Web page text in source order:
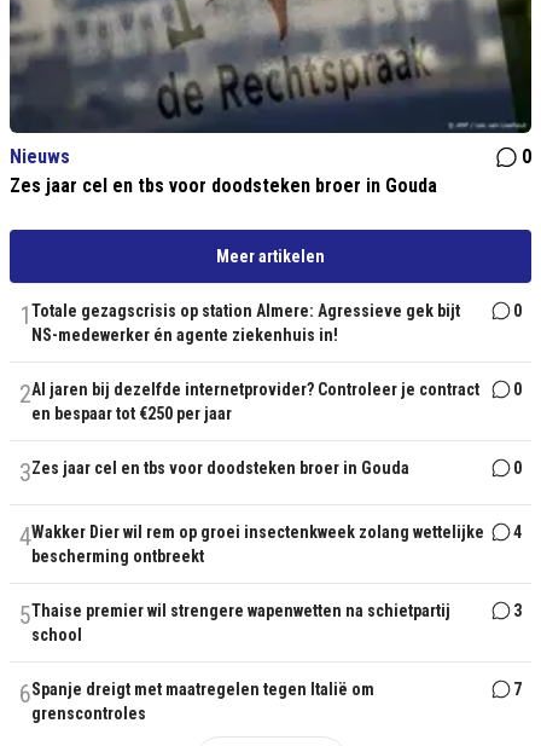
Nieuws
0
Zes jaar cel en tbs voor doodsteken broer in Gouda
Meer artikelen
1Totale gezagscrisis op station Almere: Agressieve gek bijt
NS-medewerker én agente ziekenhuis in!
0
2Al jaren bij dezelfde internetprovider? Controleer je contract
en bespaar tot €250 per jaar
0
3Zes jaar cel en tbs voor doodsteken broer in Gouda 0
4Wakker Dier wil rem op groei insectenkweek zolang wettelijke
bescherming ontbreekt
4
5Thaise premier wil strengere wapenwetten na schietpartij
school
3
6Spanje dreigt met maatregelen tegen Italië om
grenscontroles
7